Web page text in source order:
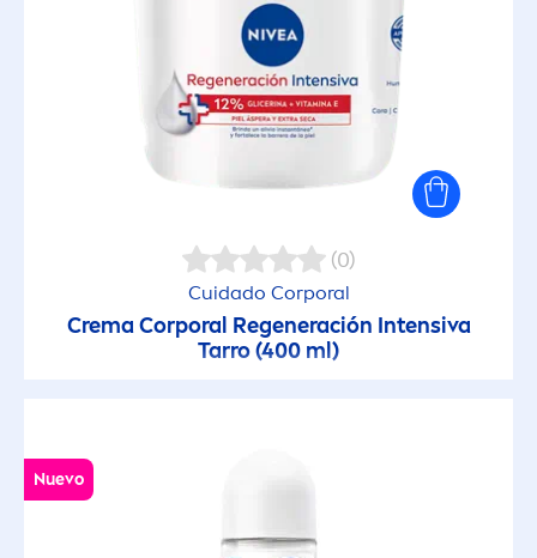
(0)
Cuidado Corporal
Crema Corporal Regeneración Intensiva
Tarro (400 ml)
Nuevo